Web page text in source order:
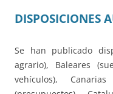
DISPOSICIONES
Se han publicado
agrario), Baleares
vehículos),